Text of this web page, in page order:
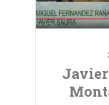
Javier